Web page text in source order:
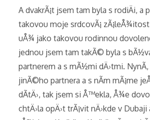
A dvakrÃ¡t jsem tam byla s rodiÄi, a
takovou moje srdcovÃ¡
uÅ¾ jako takovou rodinnou
jednou jsem tam takÃ© byla s
partnerem a s mÃ½mi dÄ›tmi.
jinÃ©ho partnera a s nÃ­m mÃ¡me
dÃ­tÄ›, tak jsem si Å™ekla, Å¾e
chtÄ›la opÄ›t trÃ¡vit nÄ›kde v Dubaji